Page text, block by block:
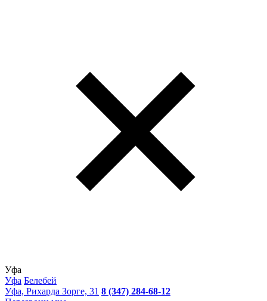
Уфа
Уфа Белебей
Уфа, Рихарда Зорге, 31 8 (347) 284-68-12